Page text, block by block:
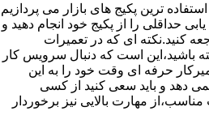
ترین پکیج های بازار می پردازیم
یابی حداقلی را از پکیج خود انجام دهید و
کنید.نکته ای که در تعمیرات
باشید،این است که دنبال سرویس کار
حرفه ای وقت خود را به این
دهد و باید سعی کنید از کسی
مهارت بالایی نیز برخوردار